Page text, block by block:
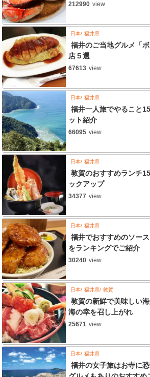
212990 view
日本 福井県
福井のご当地グルメ「
店５選
67613 view
日本 福井県
福井一人旅でやること
ット紹介
66095 view
日本 福井県
敦賀のおすすめランチ
ックアップ
34377 view
日本 福井県
福井でおすすめのソー
をランキングでご紹介
30240 view
日本 福井県 敦賀
敦賀の新鮮で美味しい
海の幸を召し上がれ
25671 view
日本 福井県
福井の女子旅はお寺に